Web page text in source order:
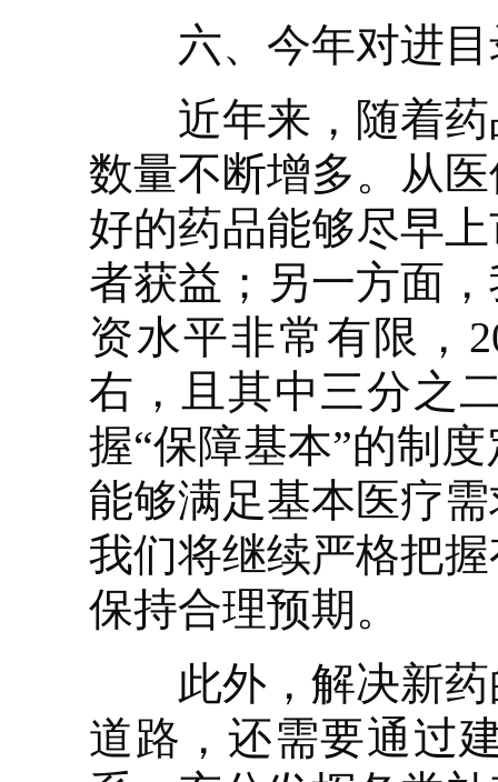
六、今年对进目
近年来，随着药
数量不断增多。从
好的药品能够尽早
者获益；另一方面
资水平非常有限，
右，且其中三分之
握“保障基本”的制
能够满足基本医疗
我们将继续严格把
保持合理预期。
此外，解决新药
道路，还需要通过